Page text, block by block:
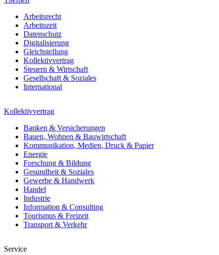
Arbeitsrecht
Arbeitszeit
Datenschutz
Digitalisierung
Gleichstellung
Kollektivvertrag
Steuern & Wirtschaft
Gesellschaft & Soziales
International
Kollektivvertrag
Banken & Versicherungen
Bauen, Wohnen & Bauwirtschaft
Kommunikation, Medien, Druck & Papier
Energie
Forschung & Bildung
Gesundheit & Soziales
Gewerbe & Handwerk
Handel
Industrie
Information & Consulting
Tourismus & Freizeit
Transport & Verkehr
Service